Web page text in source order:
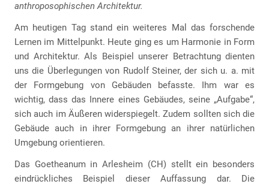
anthroposophischen Architektur.
Am heutigen Tag stand ein weiteres Mal das forschende
Lernen im Mittelpunkt. Heute ging es um Harmonie in Form
und Architektur. Als Beispiel unserer Betrachtung dienten
uns die Überlegungen von Rudolf Steiner, der sich u. a. mit
der Formgebung von Gebäuden befasste. Ihm war es
wichtig, dass das Innere eines Gebäudes, seine „Aufgabe“,
sich auch im Äußeren widerspiegelt. Zudem sollten sich die
Gebäude auch in ihrer Formgebung an ihrer natürlichen
Umgebung orientieren.
Das Goetheanum in Arlesheim (CH) stellt ein besonders
eindrückliches Beispiel dieser Auffassung dar. Die